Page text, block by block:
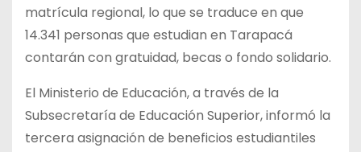
matrícula regional, lo que se traduce en que
14.341 personas que estudian en Tarapacá
contarán con gratuidad, becas o fondo solidario.
El Ministerio de Educación, a través de la
Subsecretaría de Educación Superior, informó la
tercera asignación de beneficios estudiantiles